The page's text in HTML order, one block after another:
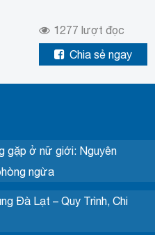
1277 lượt đọc
Chia sẻ ngay
gặp ở nữ giới: Nguyên
ngừa
Đà Lạt – Quy Trình, Chi